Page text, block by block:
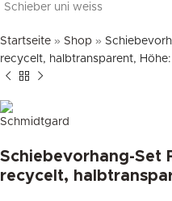
Startseite » Shop »
recycelt, halbtransparent,
Schiebevorhang-Set
recycelt,